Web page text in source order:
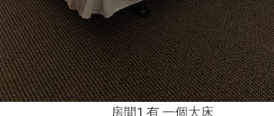
房間1 有 一個大床